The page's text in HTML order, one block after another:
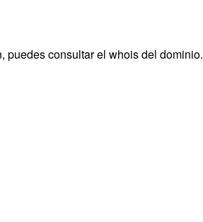
puedes consultar el whois del dominio.